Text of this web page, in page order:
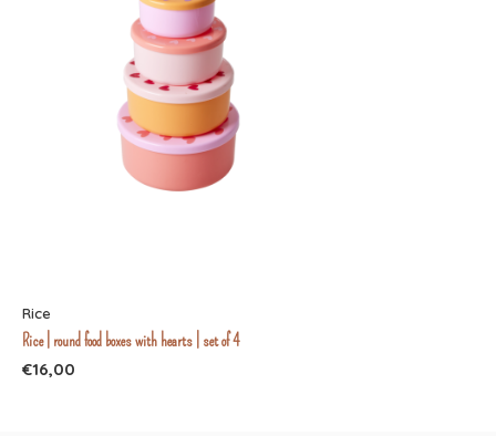
Rice
Rice | round food boxes with hearts | set of 4
€16,00